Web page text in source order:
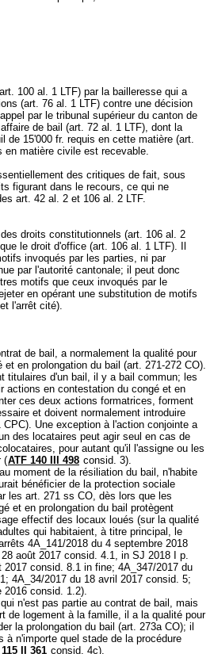
art. 100 al. 1 LTF) par la bailleresse qui a
(art. 76 al. 1 LTF) contre une décision
par le tribunal supérieur du canton de
de bail (art. 72 al. 1 LTF), dont la
de 15'000 fr. requis en cette matière (art.
en matière civile est recevable.
des critiques de fait, sous
figurant dans le recours, ce qui ne
art. 42 al. 2 et 106 al. 2 LTF.
droits constitutionnels (art. 106 al. 2
le droit d'office (art. 106 al. 1 LTF). Il
invoqués par les parties, ni par
par l'autorité cantonale; il peut donc
motifs que ceux invoqués par le
en opérant une substitution de motifs
l'arrêt cité).
de bail, a normalement la qualité pour
et en prolongation du bail (art. 271-272 CO).
titulaires d'un bail, il y a bail commun; les
actions en contestation du congé et en
ces deux actions formatrices, forment
et doivent normalement introduire
CPC). Une exception à l'action conjointe a
des locataires peut agir seul en cas de
pour autant qu'il l'assigne ou les
(ATF 140 III 498 consid. 3).
moment de la résiliation du bail, n'habite
bénéficier de la protection sociale
les art. 271 ss CO, dès lors que les
et en prolongation du bail protègent
effectif des locaux loués (sur la qualité
qui habitaient, à titre principal, le
4A_141/2018 du 4 septembre 2018
août 2017 consid. 4.1, in SJ 2018 I p.
2017 consid. 8.1 in fine; 4A_347/2017 du
4A_34/2017 du 18 avril 2017 consid. 5;
2016 consid. 1.2).
n'est pas partie au contrat de bail, mais
de logement à la famille, il a la qualité pour
la prolongation du bail (art. 273a CO); il
à n'importe quel stade de la procédure
II 361 consid. 4c).